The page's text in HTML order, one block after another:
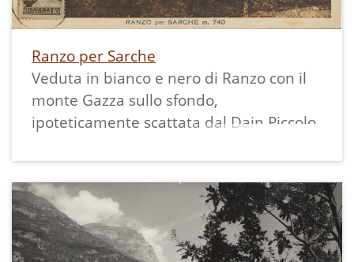
Ranzo per Sarche
Veduta in bianco e nero di Ranzo con il
monte Gazza sullo sfondo,
ipoteticamente scattata dal Dain Piccolo.
La datazione si ipotizza per l'assenza
dell'attuale strada di collegamento al
paese (costruita negli anni '50) e per
l'evidenza dei sentieri che salgono verso
malga Bael e il monte Gazza. Anche la